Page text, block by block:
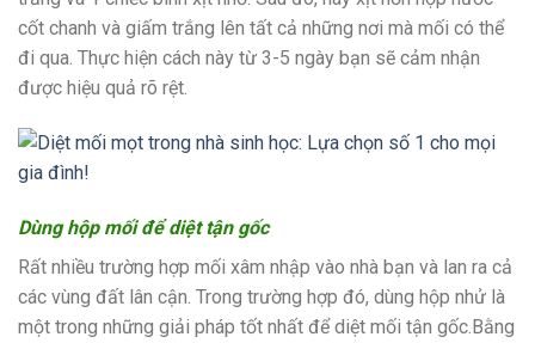
cốt chanh và giấm trắng lên tất cả những nơi mà mối có thể
đi qua. Thực hiện cách này từ 3-5 ngày bạn sẽ cảm nhận
được hiệu quả rõ rệt.
Dùng hộp mối để diệt tận gốc
Rất nhiều trường hợp mối xâm nhập vào nhà bạn và lan ra cả
các vùng đất lân cận. Trong trường hợp đó, dùng hộp nhử là
một trong những giải pháp tốt nhất để diệt mối tận gốc.Bằng